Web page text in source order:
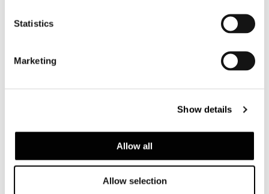
Statistics
Marketing
Show details
Allow all
Allow selection
VEDI TUTTI